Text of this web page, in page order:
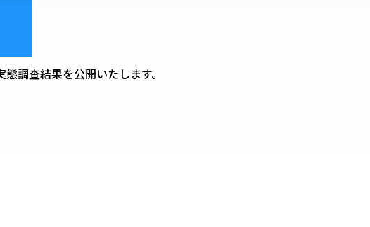
調査結果を公開いたします。